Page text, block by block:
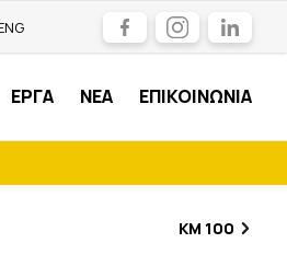
FacebookInstagramLinkedIn
ΕΡΓΑ ΝΕΑ ΕΠΙΚΟΙΝΩΝΙΑ
KM 100